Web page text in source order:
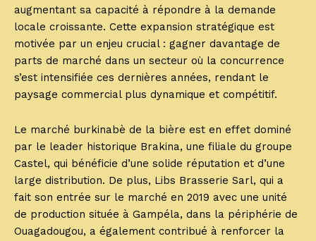
augmentant sa capacité à répondre à la demande
locale croissante. Cette expansion stratégique est
motivée par un enjeu crucial : gagner davantage de
parts de marché dans un secteur où la concurrence
s’est intensifiée ces dernières années, rendant le
paysage commercial plus dynamique et compétitif.
Le marché burkinabè de la bière est en effet dominé
par le leader historique Brakina, une filiale du groupe
Castel, qui bénéficie d’une solide réputation et d’une
large distribution. De plus, Libs Brasserie Sarl, qui a
fait son entrée sur le marché en 2019 avec une unité
de production située à Gampéla, dans la périphérie de
Ouagadougou, a également contribué à renforcer la